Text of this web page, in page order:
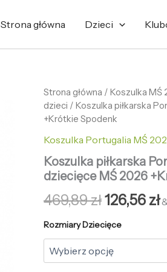
Strona główna Dzieci
Strona główna / Koszulka MŚ
dzieci / Koszulka piłkarska
+Krótkie Spodenk
Koszulka Portugalia MŚ
Koszulka piłkarska
dziecięce MŚ 2026
469,89zł
cena
wynosiła:
469,89 zł.
126,56 zł
Rozmiary Dziecięce
ilość
Koszulka
piłkarska
Koszulka
dziecięce
MŚ
+Krótkie